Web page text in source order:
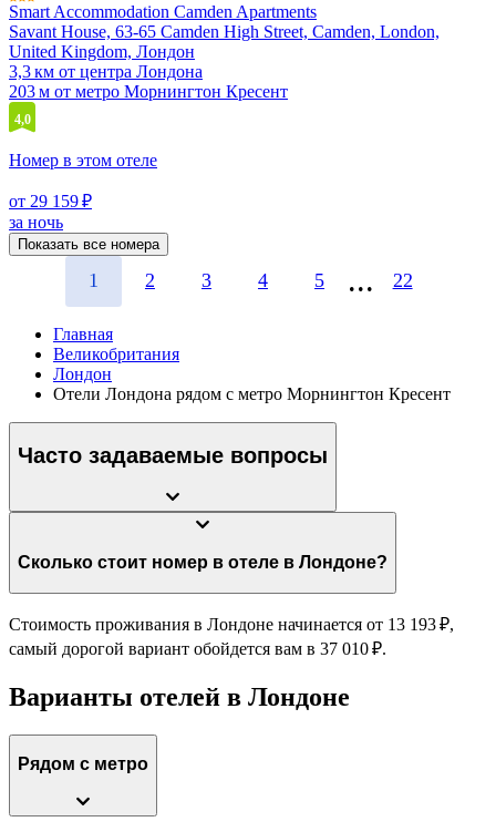
Smart Accommodation Camden Apartments
Savant House, 63-65 Camden High Street, Camden, London,
United Kingdom, Лондон
3,3 км от центра Лондона
203 м от метро Морнингтон Кресент
4,0
Номер в этом отеле
от 29 159 ₽
за ночь
Показать все номера
1 2 3 4 5 22
Главная
Великобритания
Лондон
Отели Лондона рядом с метро Морнингтон Кресент
Часто задаваемые вопросы
Сколько стоит номер в отеле в Лондоне?
Стоимость проживания в Лондоне начинается от 13 193 ₽,
самый дорогой вариант обойдется вам в 37 010 ₽.
Варианты отелей в Лондоне
Рядом с метро